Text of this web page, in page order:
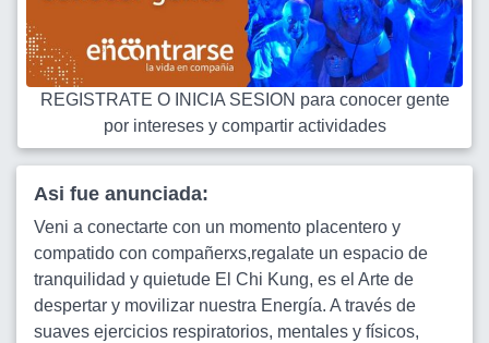
REGISTRATE O INICIA SESION para conocer gente
por intereses y compartir actividades
Asi fue anunciada:
Veni a conectarte con un momento placentero y
compatido con compañerxs,regalate un espacio de
tranquilidad y quietude El Chi Kung, es el Arte de
despertar y movilizar nuestra Energía. A través de
suaves ejercicios respiratorios, mentales y físicos,